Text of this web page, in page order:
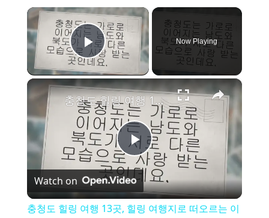
×
Play Video
Now Playing
×
P
l
충청도 힐링 여행 13곳, 힐링 여행지로 떠오르는 이유!
Watch on
충청도 힐링 여행 13곳, 힐링 여행지로 떠오르는 이